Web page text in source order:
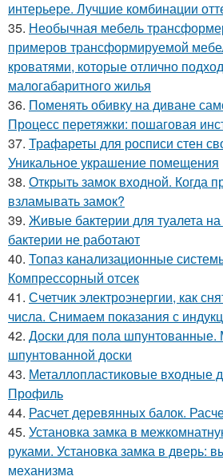
интерьере. Лучшие комбинации
35. Необычная мебель
примеров трансформируемой
кроватями, которые отлично
малогабаритного жилья
36. Поменять обивку на диване
Процесс перетяжки: пошаговая
37. Трафареты для росписи стен
Уникальное украшение помещения
38. Открыть замок входной. Когда
взламывать замок?
39. Живые бактерии для туалета
бактерии не работают
40. Топаз канализационные
Компрессорный отсек
41. Счетчик электроэнергии, как
числа. Снимаем показания с
42. Доски для пола шпунтованные.
шпунтованной доски
43. Металлопластиковые входные
Профиль
44. Расчет деревянных балок.
45. Установка замка в
руками. Установка замка в дверь:
механизма